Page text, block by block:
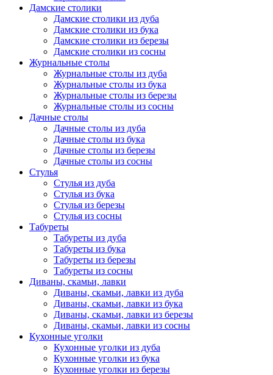
Дамские столики
Дамские столики из дуба
Дамские столики из бука
Дамские столики из березы
Дамские столики из сосны
Журнальные столы
Журнальные столы из дуба
Журнальные столы из бука
Журнальные столы из березы
Журнальные столы из сосны
Дачные столы
Дачные столы из дуба
Дачные столы из бука
Дачные столы из березы
Дачные столы из сосны
Стулья
Стулья из дуба
Стулья из бука
Стулья из березы
Стулья из сосны
Табуреты
Табуреты из дуба
Табуреты из бука
Табуреты из березы
Табуреты из сосны
Диваны, скамьи, лавки
Диваны, скамьи, лавки из дуба
Диваны, скамьи, лавки из бука
Диваны, скамьи, лавки из березы
Диваны, скамьи, лавки из сосны
Кухонные уголки
Кухонные уголки из дуба
Кухонные уголки из бука
Кухонные уголки из березы